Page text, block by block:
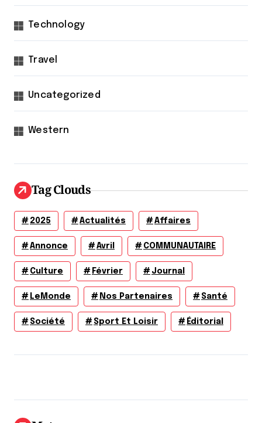
Technology
Travel
Uncategorized
Western
Tag Clouds
2025 Actualités Affaires
Annonce Avril COMMUNAUTAIRE
Culture Février Journal
LeMonde Nos Partenaires Santé
Société Sport Et Loisir Éditorial